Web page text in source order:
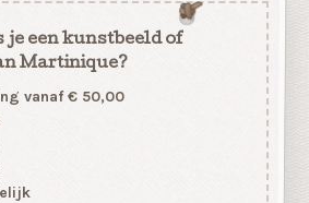
je een kunstbeeld of
Martinique?
vanaf € 50,00